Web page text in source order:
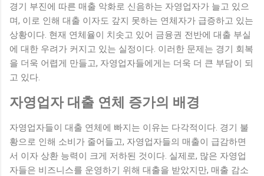
경기 부진에 따른 매출 악화로 신음하는 자영업자가 늘고 있으
며, 이로 인해 대출 이자도 갚지 못하는 연체자가 급증하고 있는
상황이다. 현재 연체율이 치솟고 있어 금융권 전반에 대출 부실
에 대한 우려가 커지고 있는 실정이다. 이러한 문제는 경기 회복
을 더욱 어렵게 만들고, 자영업자들에게는 더욱 더 큰 부담이 되
고 있다.
자영업자 대출 연체 증가의 배경
자영업자들이 대출 연체에 빠지는 이유는 다각적이다. 경기 불
황으로 인해 소비가 줄어들고, 자영업자들의 매출이 급감하면
서 이자 상환 능력이 크게 저하된 것이다. 실제로, 많은 자영업
자들은 비즈니스를 운영하기 위해 대출을 받았지만, 매출 감소